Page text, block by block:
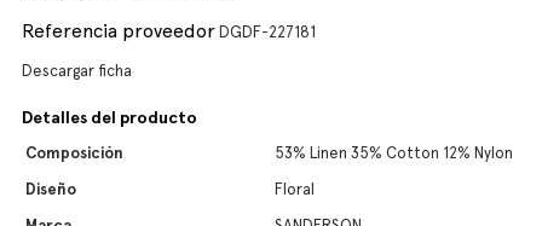
Referencia proveedor DGDF-227181
Descargar ficha
Detalles del producto
Composición
53% Linen 35% Cotton 12% Nylon
Diseño
Floral